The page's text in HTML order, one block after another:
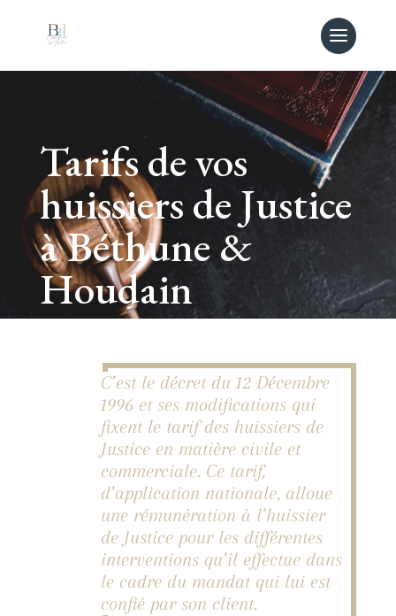
Tarifs de vos
huissiers de Justice
à Béthune &
Houdain
C’est le décret du 12 Décembre
1996 et ses modifications qui
fixent le tarif des huissiers de
Justice en matière civile et
commerciale. Ce tarif,
d’application nationale, alloue
une rémunération à l’huissier
de Justice pour les différentes
interventions qu’il effectue dans
le cadre du mandat qui lui est
confié par son client.